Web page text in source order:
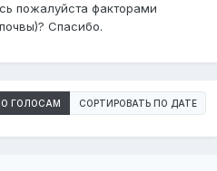
пожалуйста факторами
Спасибо.
ГОЛОСАМ СОРТИРОВАТЬ ПО ДАТЕ